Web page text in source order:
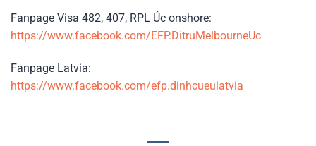
Fanpage Visa 482, 407, RPL Úc onshore:
https://www.facebook.com/EFP.DitruMelbourneUc
Fanpage Latvia:
https://www.facebook.com/efp.dinhcueulatvia